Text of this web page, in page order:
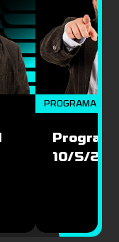
PROGRAMA
10/5/